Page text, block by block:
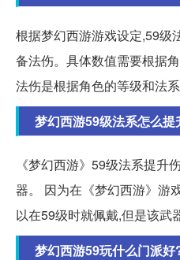
根据梦幻西游游戏设定,59级
备法伤。具体数值需要根据
法伤是根据角色的等级和法
梦幻西游59级法系怎么提
《梦幻西游》59级法系提升
器。 因为在《梦幻西游》游
以在59级时就佩戴,但是该武
梦幻西游59玩什么门派好